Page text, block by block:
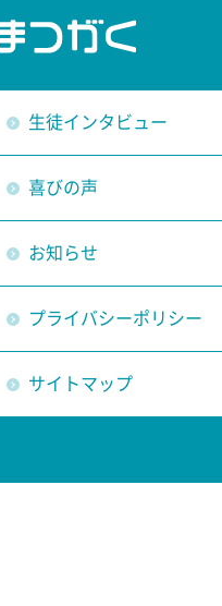
生徒インタビュー
喜びの声
お知らせ
プライバシーポリシー
サイトマップ